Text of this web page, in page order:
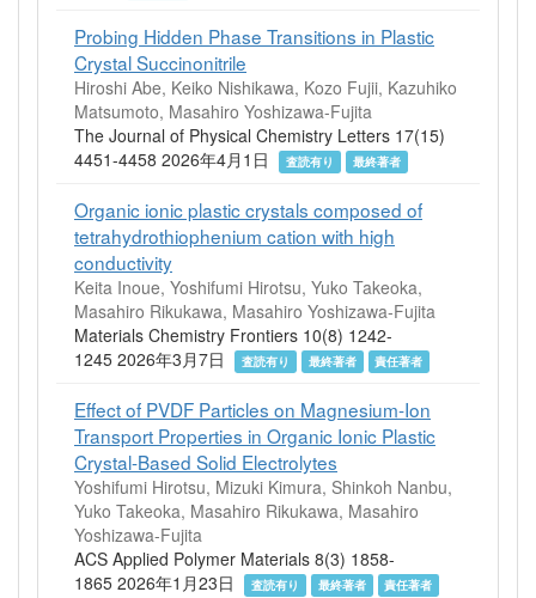
Probing Hidden Phase Transitions in Plastic
Crystal Succinonitrile
Hiroshi Abe, Keiko Nishikawa, Kozo Fujii, Kazuhiko
Matsumoto, Masahiro Yoshizawa-Fujita
The Journal of Physical Chemistry Letters 17(15)
4451-4458 2026年4月1日
査読有り 最終著者
Organic ionic plastic crystals composed of
tetrahydrothiophenium cation with high
conductivity
Keita Inoue, Yoshifumi Hirotsu, Yuko Takeoka,
Masahiro Rikukawa, Masahiro Yoshizawa-Fujita
Materials Chemistry Frontiers 10(8) 1242-
1245 2026年3月7日
査読有り 最終著者 責任著者
Effect of PVDF Particles on Magnesium-Ion
Transport Properties in Organic Ionic Plastic
Crystal-Based Solid Electrolytes
Yoshifumi Hirotsu, Mizuki Kimura, Shinkoh Nanbu,
Yuko Takeoka, Masahiro Rikukawa, Masahiro
Yoshizawa-Fujita
ACS Applied Polymer Materials 8(3) 1858-
1865 2026年1月23日
査読有り 最終著者 責任著者